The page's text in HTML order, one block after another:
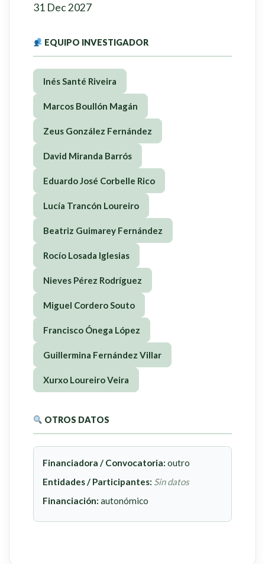
31 Dec 2027
EQUIPO INVESTIGADOR
Inés Santé Riveira
Marcos Boullón Magán
Zeus González Fernández
David Miranda Barrós
Eduardo José Corbelle Rico
Lucía Trancón Loureiro
Beatriz Guimarey Fernández
Rocío Losada Iglesias
Nieves Pérez Rodríguez
Miguel Cordero Souto
Francisco Ónega López
Guillermina Fernández Villar
Xurxo Loureiro Veira
OTROS DATOS
Financiadora / Convocatoria: outro
Entidades / Participantes: Sin datos
Financiación: autonómico